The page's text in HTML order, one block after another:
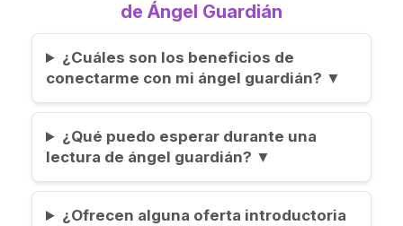
de Ángel Guardián
¿Cuáles son los beneficios de
conectarme con mi ángel guardián? ▼
¿Qué puedo esperar durante una
lectura de ángel guardián? ▼
¿Ofrecen alguna oferta introductoria